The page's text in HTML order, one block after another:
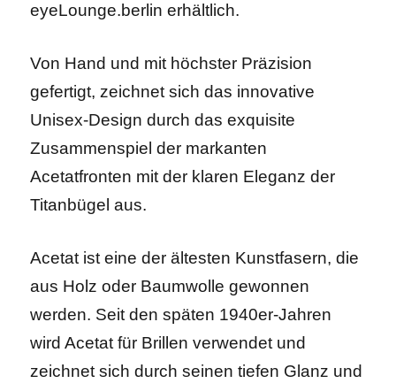
eyeLounge.berlin erhältlich.
Von Hand und mit höchster Präzision
gefertigt, zeichnet sich das innovative
Unisex-Design durch das exquisite
Zusammenspiel der markanten
Acetatfronten mit der klaren Eleganz der
Titanbügel aus.
Acetat ist eine der ältesten Kunstfasern, die
aus Holz oder Baumwolle gewonnen
werden. Seit den späten 1940er-Jahren
wird Acetat für Brillen verwendet und
zeichnet sich durch seinen tiefen Glanz und